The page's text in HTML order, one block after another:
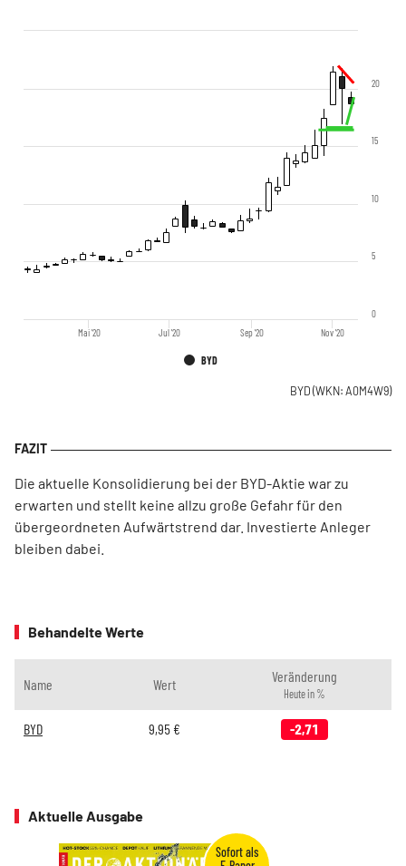
BYD
Mai '20 Jul '20 Sep '20 Nov '20
0
5
10
15
20
BYD (WKN: A0M4W9)
Die aktuelle Konsolidierung bei der BYD-Aktie war zu
erwarten und stellt keine allzu große Gefahr für den
übergeordneten Aufwärtstrend dar. Investierte Anleger
bleiben dabei.
Behandelte Werte
Name Wert Veränderung
Heute in %
BYD 9,95 € -2,71
Aktuelle Ausgabe